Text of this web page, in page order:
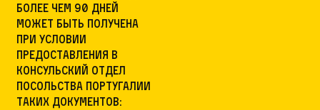
более чем 90 дней
может быть получена
при условии
предоставления в
консульский отдел
Посольства Португалии
таких документов: